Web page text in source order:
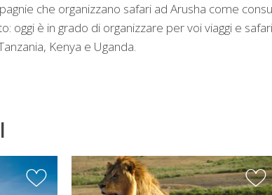
che organizzano safari ad Arusha come
oggi è in grado di organizzare per voi viaggi e
Kenya e Uganda.